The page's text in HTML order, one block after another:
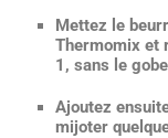
Mettez le
Thermomix et
1, sans le
Ajoutez
mijoter